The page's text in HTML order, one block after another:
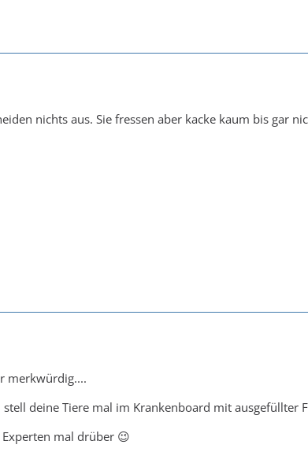
nichts aus. Sie fressen aber kacke kaum bis gar
merkwürdig....
deine Tiere mal im Krankenboard mit ausgefüllter
mal drüber 😉